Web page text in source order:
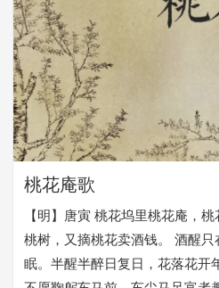
桃花庵歌
【明】唐寅 桃花坞里桃花庵，
桃树，又摘桃花卖酒钱。 酒醒
眠。半醒半醉日复日，花落花开